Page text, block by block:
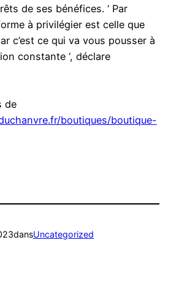
de ses bénéfices. ‘ Par
à privilégier est celle que
c’est ce qui va vous pousser à
constante ‘, déclare
de
boutiques/boutique-
dansUncategorized